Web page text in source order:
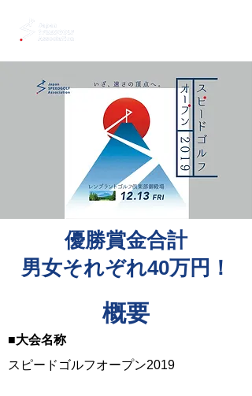
優勝賞金合計
男女それぞれ40万円！
​概要
■大会名称
スピードゴルフオープン2019